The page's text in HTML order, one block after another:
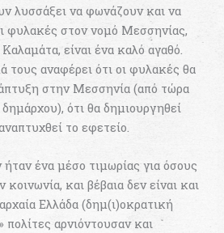
λυσσάξει να φωνάζουν και να
φυλακές στον νομό Μεσσηνίας,
είναι ένα καλό αγαθό.
τους αναφέρει ότι οι φυλακές θα
στην Μεσσηνία (από τώρα
ότι θα δημιουργηθεί
το εφετείο.
ένα μέσο τιμωρίας για όσους
και βέβαια δεν είναι και
Ελλάδα (δημ(ι)οκρατική
πολίτες αρνιόντουσαν και